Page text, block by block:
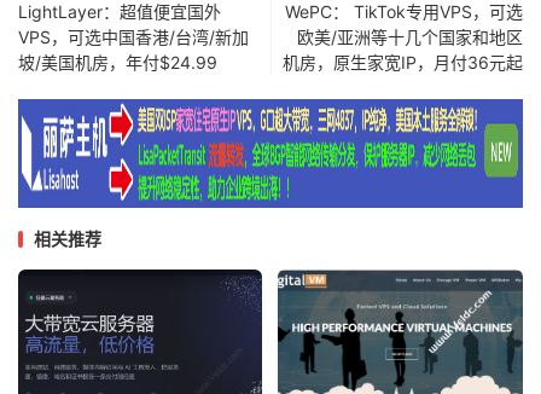
LightLayer：超值便宜国外
VPS，可选中国香港/台湾/新加
坡/美国机房，年付$24.99
WePC： TikTok专用VPS，可选
欧美/亚洲等十几个国家和地区
机房，原生家宽IP，月付36元起
相关推荐